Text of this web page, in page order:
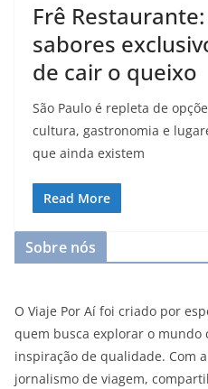
Frê
sabores
de cair o queixo
São Paulo é repleta de
cultura, gastronomia e
que ainda existem
Read More
Sobre nós
O Viaje Por Aí foi criado por
quem busca explorar o mundo
inspiração de qualidade. Com
jornalismo de viagem,